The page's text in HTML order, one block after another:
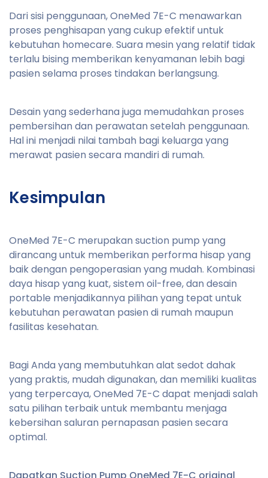
Dari sisi penggunaan, OneMed 7E-C menawarkan
proses penghisapan yang cukup efektif untuk
kebutuhan homecare. Suara mesin yang relatif tidak
terlalu bising memberikan kenyamanan lebih bagi
pasien selama proses tindakan berlangsung.
Desain yang sederhana juga memudahkan proses
pembersihan dan perawatan setelah penggunaan.
Hal ini menjadi nilai tambah bagi keluarga yang
merawat pasien secara mandiri di rumah.
Kesimpulan
OneMed 7E-C merupakan suction pump yang
dirancang untuk memberikan performa hisap yang
baik dengan pengoperasian yang mudah. Kombinasi
daya hisap yang kuat, sistem oil-free, dan desain
portable menjadikannya pilihan yang tepat untuk
kebutuhan perawatan pasien di rumah maupun
fasilitas kesehatan.
Bagi Anda yang membutuhkan alat sedot dahak
yang praktis, mudah digunakan, dan memiliki kualitas
yang terpercaya, OneMed 7E-C dapat menjadi salah
satu pilihan terbaik untuk membantu menjaga
kebersihan saluran pernapasan pasien secara
optimal.
Dapatkan Suction Pump OneMed 7E-C original